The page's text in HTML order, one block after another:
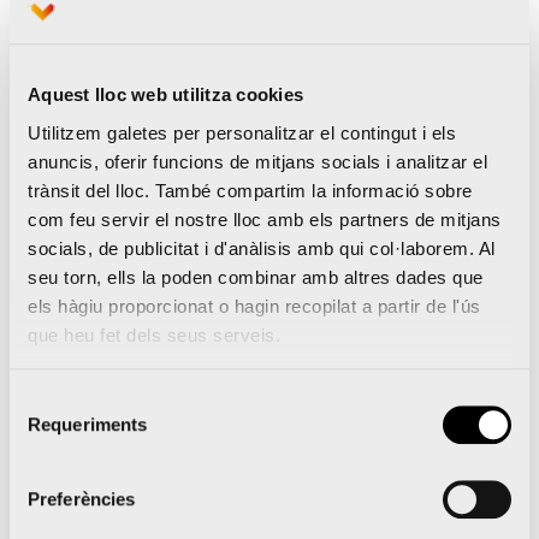
Aquest lloc web utilitza cookies
Utilitzem galetes per personalitzar el contingut i els
anuncis, oferir funcions de mitjans socials i analitzar el
trànsit del lloc. També compartim la informació sobre
com feu servir el nostre lloc amb els partners de mitjans
socials, de publicitat i d'anàlisis amb qui col·laborem. Al
seu torn, ells la poden combinar amb altres dades que
els hàgiu proporcionat o hagin recopilat a partir de l'ús
que heu fet dels seus serveis.
Requeriments
Preferències
maratonians.
Com a novetat en esta edició, l’organització ha
volgut implicar les comissions falleres de la ciutat
a través de la iniciativa Running Faller. Les falles
organitzaran les seues animacions i participaran
implicació i animositat seran la clau. Finalment,
també s’implementaran els punts d’animació en
els avituallaments de “Recicla el teu Esforç”. Esta
iniciativa de conscienciació passa també a ser una